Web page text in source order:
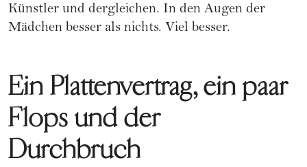
Künstler und dergleichen. In den Augen der
Mädchen besser als nichts. Viel besser.
Ein Plattenvertrag, ein paar
Flops und der
Durchbruch